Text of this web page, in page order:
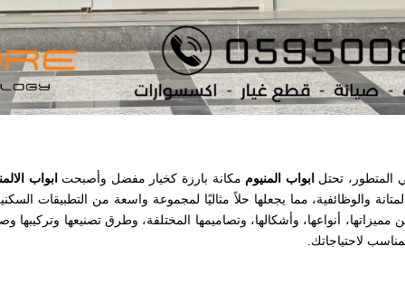
المتطور، تحتل ابواب المنيوم مكانة بارزة كخيار مفضل وأصبحت ابواب
والوظائفية، مما يجعلها حلاً مثاليًا لمجموعة واسعة من التطبيقات
مميزاتها، أنواعها، وأشكالها، وتصاميمها المختلفة، وطرق تصنيعها
لاحتياجاتك.